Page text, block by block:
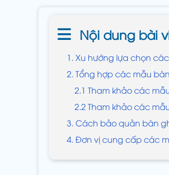
Nội dung bài
1. Xu hướng lựa chọn
2. Tổng hợp các mẫu
2.1 Tham khảo các
2.2 Tham khảo các
3. Cách bảo quản bàn
4. Đơn vị cung cấp các